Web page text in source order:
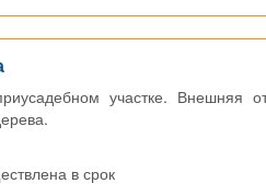
участке. Внешняя
в срок